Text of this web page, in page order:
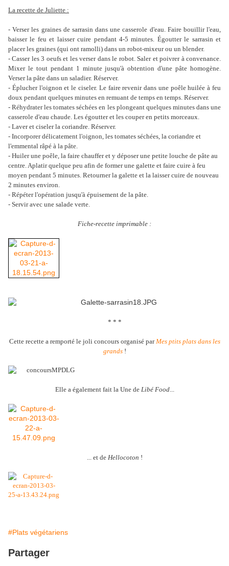
La recette de Juliette :
- Verser les graines de sarrasin dans une casserole d'eau. Faire bouillir l'eau,
baisser le feu et laisser cuire pendant 4-5 minutes. Égoutter le sarrasin et
placer les graines (qui ont ramolli) dans un robot-mixeur ou un blender.
- Casser les 3 oeufs et les verser dans le robot. Saler et poivrer à convenance.
Mixer le tout pendant 1 minute jusqu'à obtention d'une pâte homogène.
Verser la pâte dans un saladier. Réserver.
- Éplucher l'oignon et le ciseler. Le faire revenir dans une poêle huilée à feu
doux pendant quelques minutes en remuant de temps en temps. Réserver.
- Réhydrater les tomates séchées en les plongeant quelques minutes dans une
casserole d'eau chaude. Les égoutter et les couper en petits morceaux.
- Laver et ciseler la coriandre. Réserver.
- Incorporer délicatement l'oignon, les tomates séchées, la coriandre et
l'emmental râpé à la pâte.
- Huiler une poêle, la faire chauffer et y déposer une petite louche de pâte au
centre. Aplatir quelque peu afin de former une galette et faire cuire à feu
moyen pendant 5 minutes. Retourner la galette et la laisser cuire de nouveau
2 minutes environ.
- Répéter l'opération jusqu'à épuisement de la pâte.
- Servir avec une salade verte.
Fiche-recette imprimable :
* * *
Cette recette a remporté le joli concours organisé parMes ptits plats dans les
grands!
Elle a également fait la Une de Libé Food...
... et de Hellocoton !
#Plats végétariens
Partager